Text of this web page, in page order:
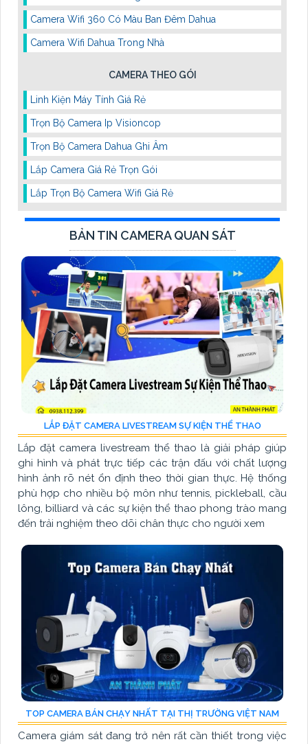
Camera Wifi 360 Có Màu Ban Đêm Dahua
Camera Wifi Dahua Trong Nhà
CAMERA THEO GÓI
Linh Kiện Máy Tính Giá Rẻ
Trọn Bộ Camera Ip Visioncop
Trọn Bộ Camera Dahua Ghi Âm
Lắp Camera Giá Rẻ Trọn Gói
Lắp Trọn Bộ Camera Wifi Giá Rẻ
BẢN TIN CAMERA QUAN SÁT
LẮP ĐẶT CAMERA LIVESTREAM SỰ KIỆN THỂ THAO
Lắp đặt camera livestream thể thao là giải pháp giúp
ghi hình và phát trực tiếp các trận đấu với chất lượng
hình ảnh rõ nét ổn định theo thời gian thực. Hệ thống
phù hợp cho nhiều bộ môn như tennis, pickleball, cầu
lông, billiard và các sự kiện thể thao phong trào mang
đến trải nghiệm theo dõi chân thực cho người xem
TOP CAMERA BÁN CHẠY NHẤT TẠI THỊ TRƯỜNG VIỆT NAM
Camera giám sát đang trở nên rất cần thiết trong việc